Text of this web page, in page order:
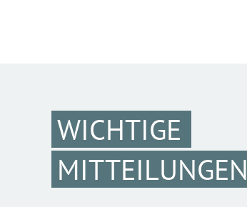
WICHTIGE
MITTEILUNGEN